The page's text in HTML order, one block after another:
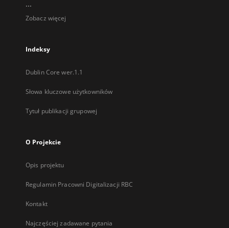
...
Zobacz więcej
Indeksy
Dublin Core wer.1.1
Słowa kluczowe użytkowników
Tytuł publikacji grupowej
O Projekcie
Opis projektu
Regulamin Pracowni Digitalizacji RBC
Kontakt
Najczęściej zadawane pytania